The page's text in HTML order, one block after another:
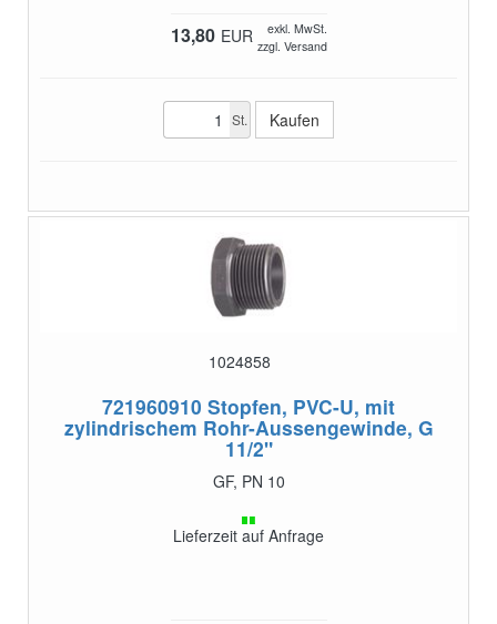
13,80 EUR
exkl. MwSt.
zzgl. Versand
St.
1024858
721960910 Stopfen, PVC-U, mit
zylindrischem Rohr-Aussengewinde, G
11/2"
GF, PN 10
Lieferzeit auf Anfrage